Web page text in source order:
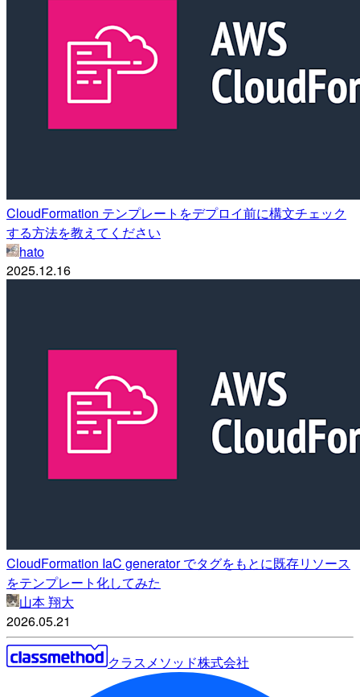
CloudFormation テンプレートをデプロイ前に構文チェック
する方法を教えてください
hato
2025.12.16
CloudFormation IaC generator でタグをもとに既存リソース
をテンプレート化してみた
山本 翔大
2026.05.21
クラスメソッド株式会社